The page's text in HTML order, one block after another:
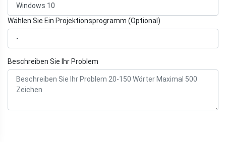
Wählen Sie Ein Projektionsprogramm (Optional)
Beschreiben Sie Ihr Problem